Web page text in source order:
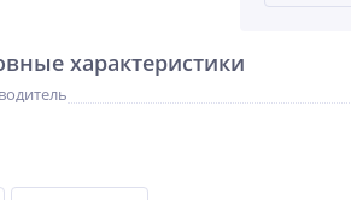
характеристики